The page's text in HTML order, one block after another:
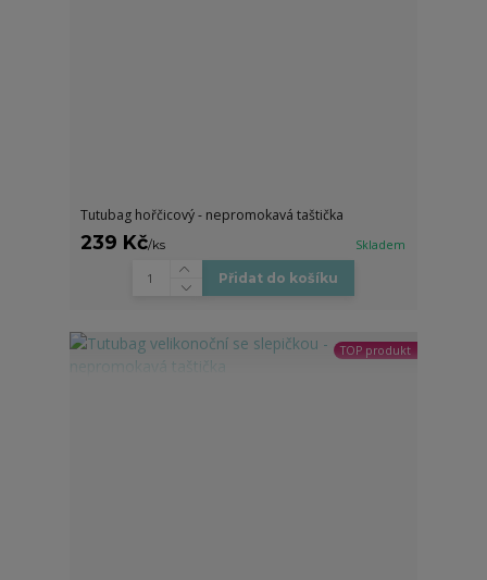
Tutubag hořčicový - nepromokavá taštička
239 Kč/ks Skladem
Přidat do košíku
TOP produkt